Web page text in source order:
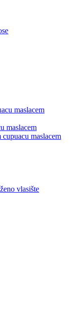
maslacem
maslacem
vlasište